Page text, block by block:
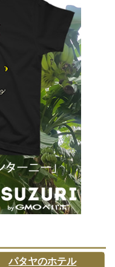
パタヤのホテル